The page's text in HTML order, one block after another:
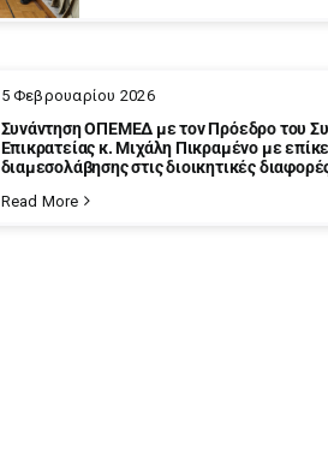
Συνάντηση ΟΠΕΜΕΔ με τον Πρόεδρο του
Επικρατείας κ. Μιχάλη Πικραμένο με
διαμεσολάβησης στις διοικητικές
5 Φεβρουαρίου 2026
Read More